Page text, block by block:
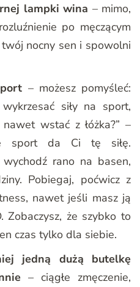
lampki wina – mimo,
po męczącym
twój nocny sen i spowolni
– możesz pomyśleć:
siły na sport,
wstać z łóżka?” –
sport da Ci tę siłę.
rano na basen,
Pobiegaj, poćwicz z
nawet jeśli masz ją
Zobaczysz, że szybko to
czas tylko dla siebie.
jedną dużą butelkę
– ciągłe zmęczenie,